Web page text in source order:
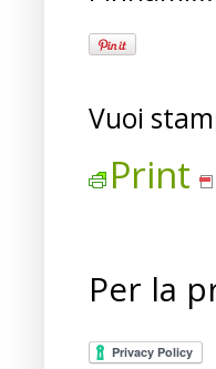
Vuoi
Print
Per la